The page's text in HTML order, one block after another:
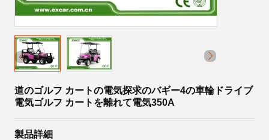
道のゴルフ カートの電気探求のバギー4の車輪ドライブ
電気ゴルフ カートを離れて電気350A
製品詳細